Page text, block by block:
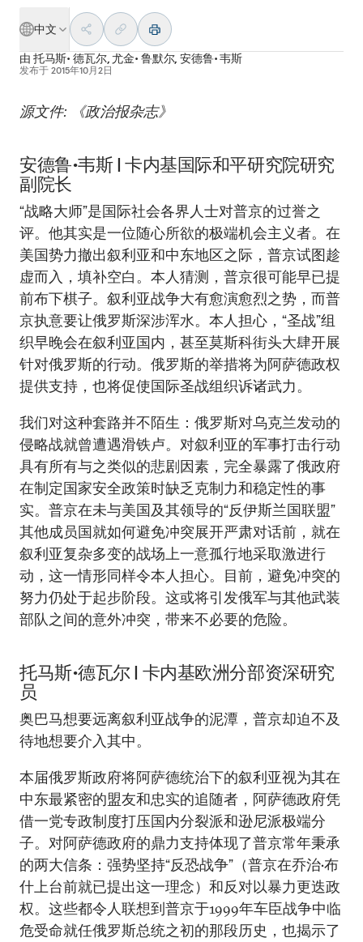
中文
由 托马斯• 德瓦尔,尤金• 鲁默尔,安德鲁• 韦斯
发布于 2015年10月2日
源文件: 《政治报杂志》
安德鲁•韦斯|卡内基国际和平研究院研究
副院长
“战略大师”是国际社会各界人士对普京的过誉之
评。他其实是一位随心所欲的极端机会主义者。在
美国势力撤出叙利亚和中东地区之际，普京试图趁
虚而入，填补空白。本人猜测，普京很可能早已提
前布下棋子。叙利亚战争大有愈演愈烈之势，而普
京执意要让俄罗斯深涉浑水。本人担心，“圣战”组
织早晚会在叙利亚国内，甚至莫斯科街头大肆开展
针对俄罗斯的行动。俄罗斯的举措将为阿萨德政权
提供支持，也将促使国际圣战组织诉诸武力。
我们对这种套路并不陌生：俄罗斯对乌克兰发动的
侵略战就曾遭遇滑铁卢。对叙利亚的军事打击行动
具有所有与之类似的悲剧因素，完全暴露了俄政府
在制定国家安全政策时缺乏克制力和稳定性的事
实。普京在未与美国及其领导的“反伊斯兰国联盟”
其他成员国就如何避免冲突展开严肃对话前，就在
叙利亚复杂多变的战场上一意孤行地采取激进行
动，这一情形同样令本人担心。目前，避免冲突的
努力仍处于起步阶段。这或将引发俄军与其他武装
部队之间的意外冲突，带来不必要的危险。
托马斯•德瓦尔| 卡内基欧洲分部资深研究
员
奥巴马想要远离叙利亚战争的泥潭，普京却迫不及
待地想要介入其中。
本届俄罗斯政府将阿萨德统治下的叙利亚视为其在
中东最紧密的盟友和忠实的追随者，阿萨德政府凭
借一党专政制度打压国内分裂派和逊尼派极端分
子。对阿萨德政府的鼎力支持体现了普京常年秉承
的两大信条：强势坚持“反恐战争”（普京在乔治•布
什上台前就已提出这一理念）和反对以暴力更迭政
权。这些都令人联想到普京于1999年车臣战争中临
危受命就任俄罗斯总统之初的那段历史，也揭示了